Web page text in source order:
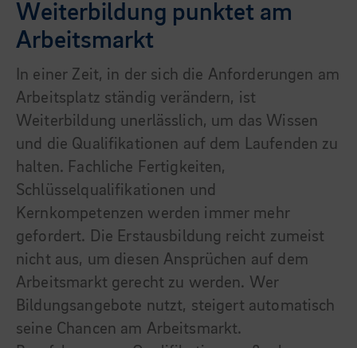
Weiterbildung punktet am
Arbeitsmarkt
In einer Zeit, in der sich die Anforderungen am
Arbeitsplatz ständig verändern, ist
Weiterbildung unerlässlich, um das Wissen
und die Qualifikationen auf dem Laufenden zu
halten. Fachliche Fertigkeiten,
Schlüsselqualifikationen und
Kernkompetenzen werden immer mehr
gefordert. Die Erstausbildung reicht zumeist
nicht aus, um diesen Ansprüchen auf dem
Arbeitsmarkt gerecht zu werden. Wer
Bildungsangebote nutzt, steigert automatisch
seine Chancen am Arbeitsmarkt.